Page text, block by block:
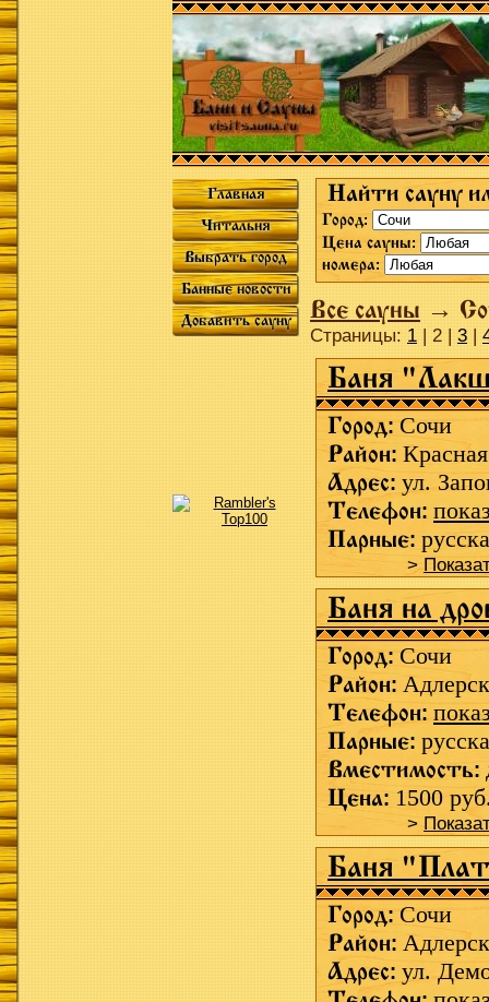
Главная
Читальня
Выбрать город
Банные новости
Добавить сауну
Найти сауну
Город:
Цена сауны:
номера:
Все сауны→
Страницы:1| 2 |3|
Баня
Город: Сочи
Район:
Адрес: ул.
Телефон:
Парные:
>
Баня на
Город: Сочи
Район:
Телефон:
Парные:
Вместимость:
Цена: 1500
>
Баня
Город: Сочи
Район:
Адрес: ул.